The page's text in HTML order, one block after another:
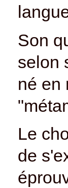
Son
selon
né en
Le
de